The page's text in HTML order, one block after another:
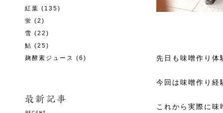
紅葉 (135)
蛍 (2)
雪 (22)
鮎 (25)
麹酵素ジュース (6) 先日も味噌作り
今回は味噌作り
これから実際に